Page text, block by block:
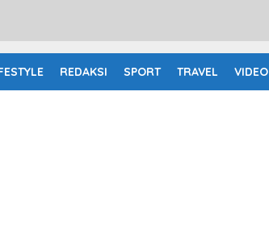
REDAKSI SPORT TRAVEL VIDEO